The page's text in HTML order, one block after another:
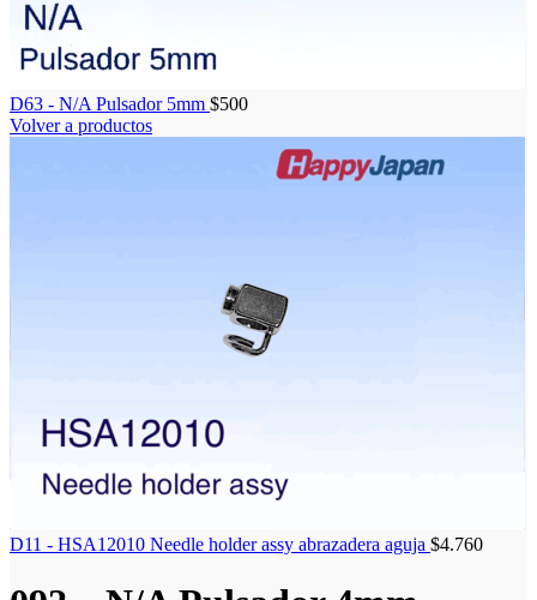
D63 - N/A Pulsador 5mm $500
Volver a productos
D11 - HSA12010 Needle holder assy abrazadera aguja $4.760